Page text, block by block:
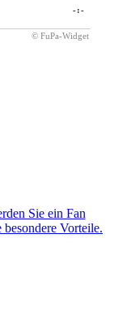
Sie ein Fan
besondere Vorteile.